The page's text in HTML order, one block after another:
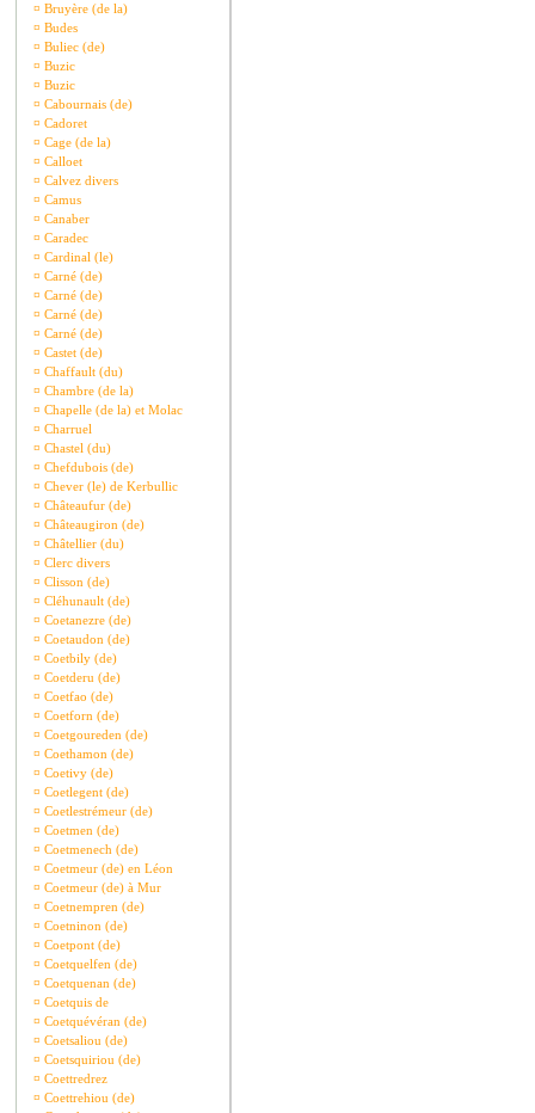
¤ Bruyère (de la)
¤ Budes
¤ Buliec (de)
¤ Buzic
¤ Buzic
¤ Cabournais (de)
¤ Cadoret
¤ Cage (de la)
¤ Calloet
¤ Calvez divers
¤ Camus
¤ Canaber
¤ Caradec
¤ Cardinal (le)
¤ Carné (de)
¤ Carné (de)
¤ Carné (de)
¤ Carné (de)
¤ Castet (de)
¤ Chaffault (du)
¤ Chambre (de la)
¤ Chapelle (de la) et Molac
¤ Charruel
¤ Chastel (du)
¤ Chefdubois (de)
¤ Chever (le) de Kerbullic
¤ Châteaufur (de)
¤ Châteaugiron (de)
¤ Châtellier (du)
¤ Clerc divers
¤ Clisson (de)
¤ Cléhunault (de)
¤ Coetanezre (de)
¤ Coetaudon (de)
¤ Coetbily (de)
¤ Coetderu (de)
¤ Coetfao (de)
¤ Coetforn (de)
¤ Coetgoureden (de)
¤ Coethamon (de)
¤ Coetivy (de)
¤ Coetlegent (de)
¤ Coetlestrémeur (de)
¤ Coetmen (de)
¤ Coetmenech (de)
¤ Coetmeur (de) en Léon
¤ Coetmeur (de) à Mur
¤ Coetnempren (de)
¤ Coetninon (de)
¤ Coetpont (de)
¤ Coetquelfen (de)
¤ Coetquenan (de)
¤ Coetquis de
¤ Coetquévéran (de)
¤ Coetsaliou (de)
¤ Coetsquiriou (de)
¤ Coettredrez
¤ Coettrehiou (de)